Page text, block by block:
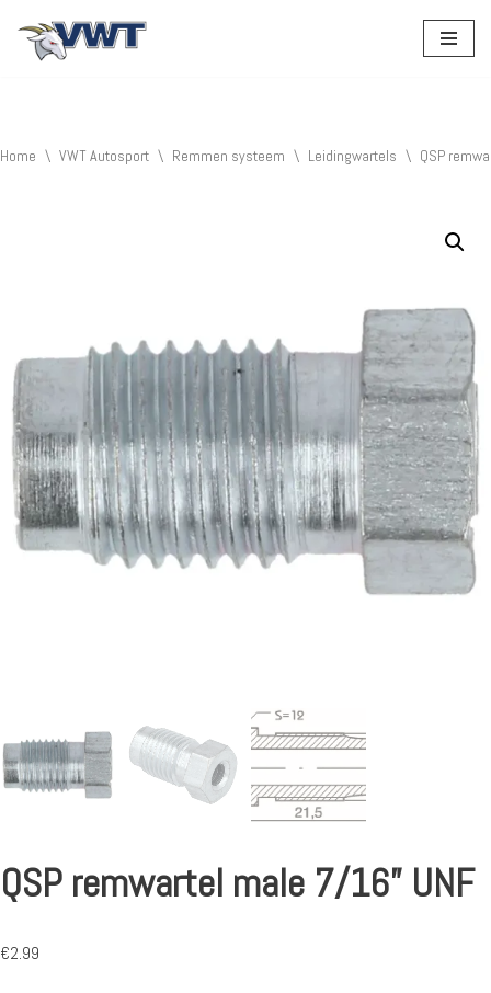
Home \ VWT Autosport \ Remmen systeem \ Leidingwartels \ QSP
QSP remwartel male 7/16” UNF
€2.99